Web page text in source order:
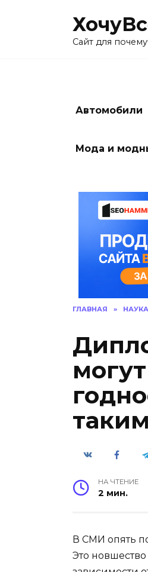
Сайт для
Автомобили
Мода и
ГЛАВНАЯ » НАУКА
НА ЧТЕНИЕ
2 мин.
В СМИ опять
Это